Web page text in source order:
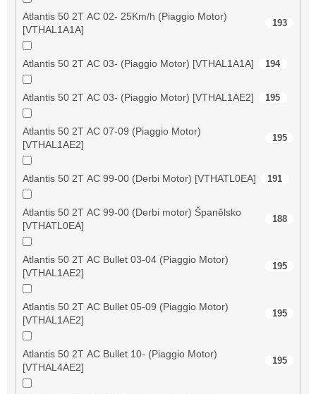
Atlantis 50 2T AC 02- 25Km/h (Piaggio Motor)
[VTHAL1A1A]
193
Atlantis 50 2T AC 03- (Piaggio Motor) [VTHAL1A1A] 194
Atlantis 50 2T AC 03- (Piaggio Motor) [VTHAL1AE2] 195
Atlantis 50 2T AC 07-09 (Piaggio Motor)
[VTHAL1AE2]
195
Atlantis 50 2T AC 99-00 (Derbi Motor) [VTHATL0EA] 191
Atlantis 50 2T AC 99-00 (Derbi motor) Španělsko
[VTHATL0EA]
188
Atlantis 50 2T AC Bullet 03-04 (Piaggio Motor)
[VTHAL1AE2]
195
Atlantis 50 2T AC Bullet 05-09 (Piaggio Motor)
[VTHAL1AE2]
195
Atlantis 50 2T AC Bullet 10- (Piaggio Motor)
[VTHAL4AE2]
195